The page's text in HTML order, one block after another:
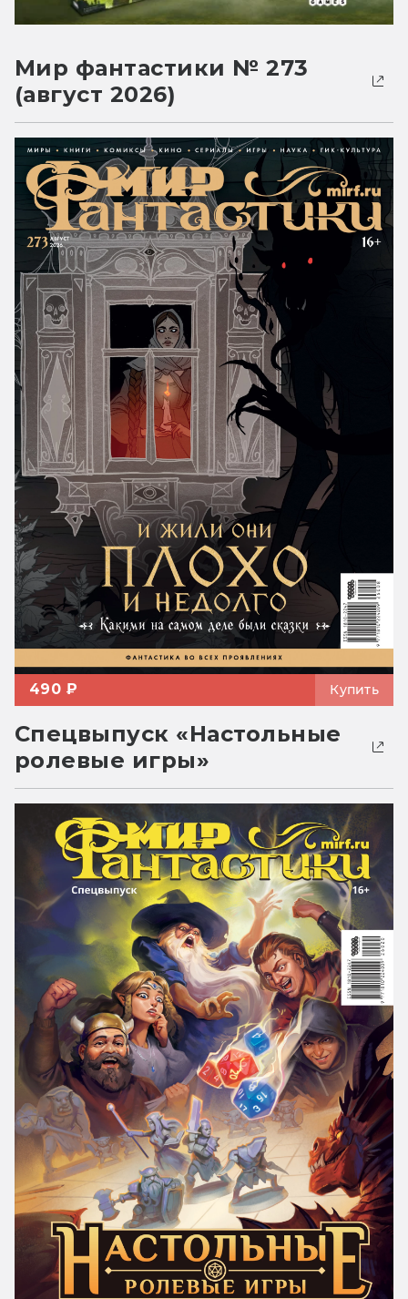
Мир фантастики № 273
(август 2026)
490 ₽ Купить
Спецвыпуск «Настольные
ролевые игры»